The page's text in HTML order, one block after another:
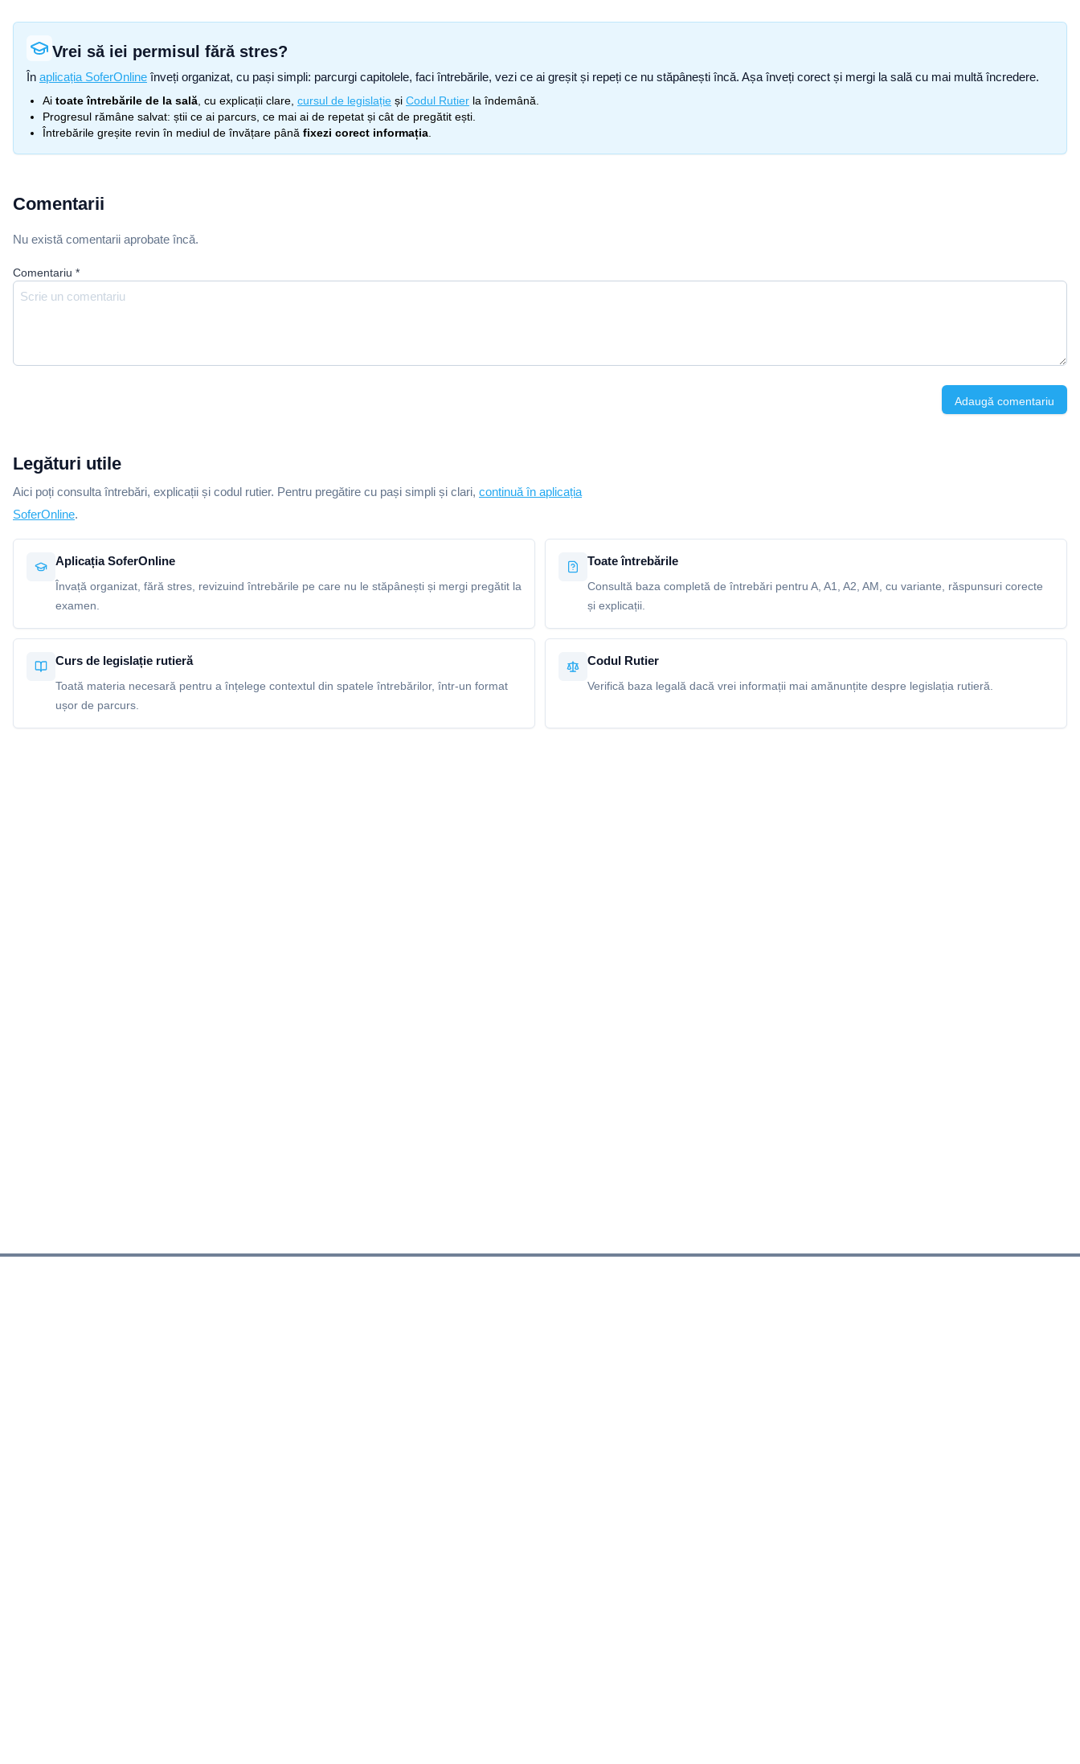
Vrei să iei permisul fără stres?
În aplicația SoferOnline înveți organizat, cu pași simpli: parcurgi capitolele, faci întrebările, vezi ce ai greșit și repeți ce nu stăpânești încă. Așa înveți corect și mergi la sală cu mai multă încredere.
Ai toate întrebările de la sală , cu explicații clare, cursul de legislație și Codul Rutier la îndemână.
Progresul rămâne salvat: știi ce ai parcurs, ce mai ai de repetat și cât de pregătit ești.
Întrebările greșite revin în mediul de învățare până fixezi corect informația
Comentarii
Nu există comentarii aprobate încă.
Comentariu *
Adaugă comentariu
Legături utile
Aici poți consulta întrebări, explicații și codul rutier. Pentru pregătire cu pași simpli și clari, continuă în aplicația
SoferOnline.
Aplicația SoferOnline
Învață organizat, fără stres, revizuind întrebările pe care nu le stăpânești și mergi pregătit la
examen.
Toate întrebările
Consultă baza completă de întrebări pentru A, A1, A2, AM, cu variante, răspunsuri corecte
și explicații.
Curs de legislație rutieră
Toată materia necesară pentru a înțelege contextul din spatele întrebărilor, într-un format
ușor de parcurs.
Codul Rutier
Verifică baza legală dacă vrei informații mai amănunțite despre legislația rutieră.